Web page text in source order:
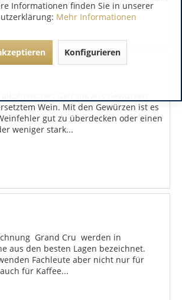
Wein. Mit den Gewürzen ist es
gut zu überdecken oder einen
weniger stark...
Grand Cru werden in
aus den besten Lagen bezeichnet.
Fachleute aber nicht nur für
für Kaffee...
Informationen finden Sie in unserer
Mehr Informationen
Konfigurieren